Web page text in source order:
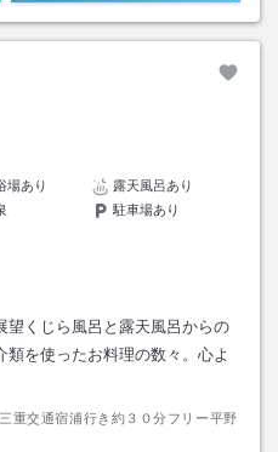
場あり
露天風呂あり
駐車場あり
望くじら風呂と露天風呂からの
を使ったお料理の数々。心よ
重交通宿浦行き約３０分フリー平野